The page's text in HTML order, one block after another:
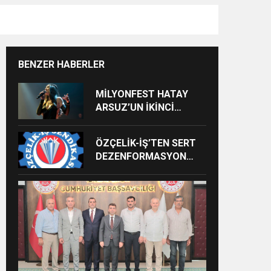
BENZER HABERLER
MİLYONFEST HATAY
ARSUZ’UN İKİNCİ
ALACAK
ÖZÇELİK-İŞ’TEN SERT
DEZENFORMASYON
VE CEZAİ SÜREÇ
BAŞLATILDI”